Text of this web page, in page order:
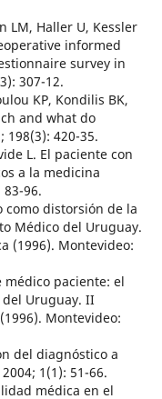
LM, Haller U, Kessler
informed
survey in
307-12.
KP, Kondilis BK,
and what do
198(3): 420-35.
L. El paciente con
a la medicina
96.
como distorsión de la
Médico del Uruguay.
(1996). Montevideo:
médico paciente: el
Uruguay. II
Montevideo:
del diagnóstico a
1(1): 51-66.
médica en el